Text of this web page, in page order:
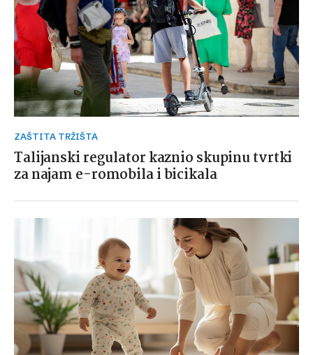
ZAŠTITA TRŽIŠTA
Talijanski regulator kaznio skupinu tvrtki
za najam e-romobila i bicikala